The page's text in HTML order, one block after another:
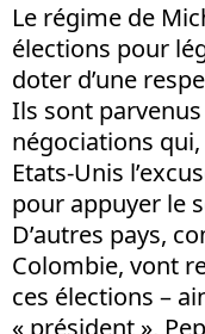
Le régime de
élections pour
doter d’une
Ils sont
négociations
Etats-Unis
pour appuyer le
D’autres pays,
Colombie, vont
ces élections –
« président »,